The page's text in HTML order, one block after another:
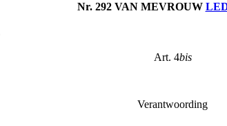
Nr. 292 VAN MEVROUW
Art. 4bis
Verantwoording